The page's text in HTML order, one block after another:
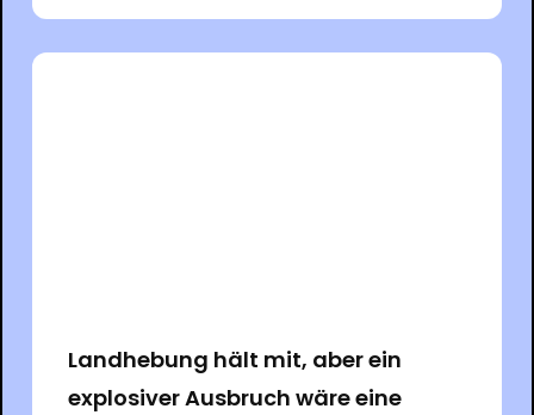
Landhebung hält mit, aber ein
explosiver Ausbruch wäre eine